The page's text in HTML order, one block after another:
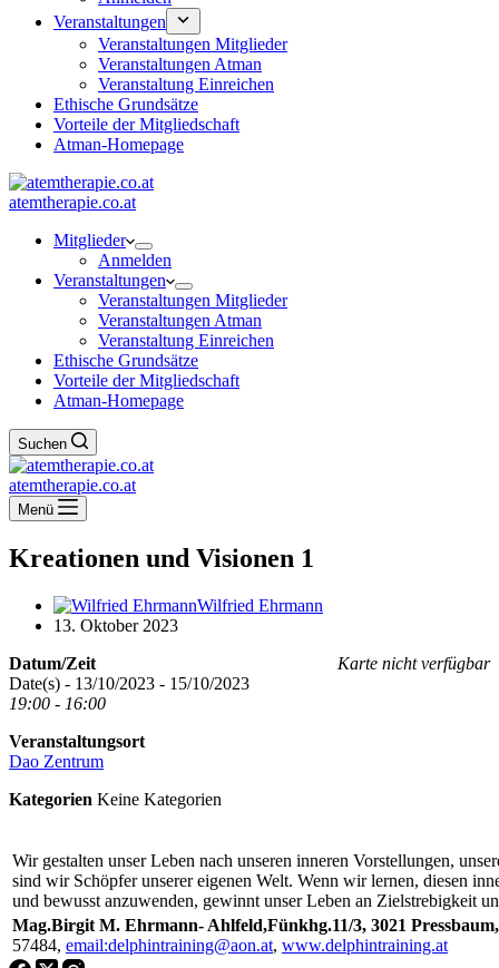
Veranstaltungen
Veranstaltungen Mitglieder
Veranstaltungen Atman
Veranstaltung Einreichen
Ethische Grundsätze
Vorteile der Mitgliedschaft
Atman-Homepage
atemtherapie.co.at
Mitglieder
Anmelden
Veranstaltungen
Veranstaltungen Mitglieder
Veranstaltungen Atman
Veranstaltung Einreichen
Ethische Grundsätze
Vorteile der Mitgliedschaft
Atman-Homepage
Suchen
atemtherapie.co.at
Menü
Kreationen und Visionen 1
Wilfried Ehrmann
13. Oktober 2023
Karte nicht verfügbar
Datum/Zeit
Date(s) - 13/10/2023 - 15/10/2023
19:00 - 16:00
Veranstaltungsort
Dao Zentrum
Kategorien Keine Kategorien
Wir gestalten unser Leben nach unseren inneren Vorstellungen,
sind wir Schöpfer unserer eigenen Welt. Wenn wir lernen, diesen
und bewusst anzuwenden, gewinnt unser Leben an Zielstrebigkeit
Mag.Birgit M. Ehrmann- Ahlfeld,Fünkhg.11/3, 3021
57484, email:delphintraining@aon.at, www.delphintraining.at